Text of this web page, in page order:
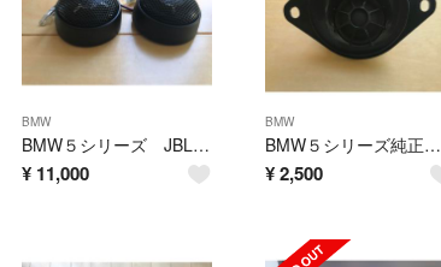
BMW
BMW５シリーズ JBLトレードインスピーカー
¥ 11,000
BMW
BMW５シリーズ純正 ツイーター
¥ 2,500